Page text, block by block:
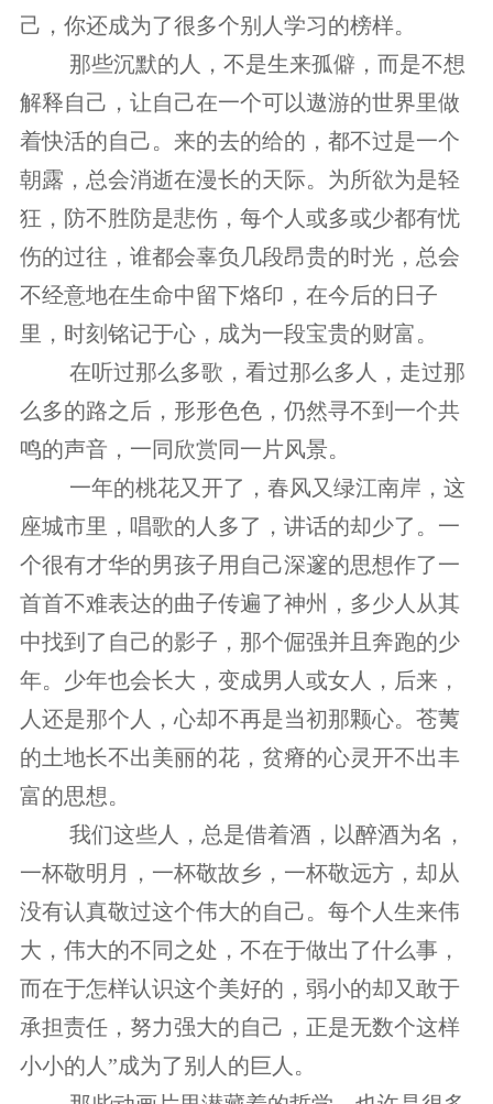
己，你还成为了很多个别人学习的榜样。
那些沉默的人，不是生来孤僻，而是不想
解释自己，让自己在一个可以遨游的世界里做
着快活的自己。来的去的给的，都不过是一个
朝露，总会消逝在漫长的天际。为所欲为是轻
狂，防不胜防是悲伤，每个人或多或少都有忧
伤的过往，谁都会辜负几段昂贵的时光，总会
不经意地在生命中留下烙印，在今后的日子
里，时刻铭记于心，成为一段宝贵的财富。
在听过那么多歌，看过那么多人，走过那
么多的路之后，形形色色，仍然寻不到一个共
鸣的声音，一同欣赏同一片风景。
一年的桃花又开了，春风又绿江南岸，这
座城市里，唱歌的人多了，讲话的却少了。一
个很有才华的男孩子用自己深邃的思想作了一
首首不难表达的曲子传遍了神州，多少人从其
中找到了自己的影子，那个倔强并且奔跑的少
年。少年也会长大，变成男人或女人，后来，
人还是那个人，心却不再是当初那颗心。苍荑
的土地长不出美丽的花，贫瘠的心灵开不出丰
富的思想。
我们这些人，总是借着酒，以醉酒为名，
一杯敬明月，一杯敬故乡，一杯敬远方，却从
没有认真敬过这个伟大的自己。每个人生来伟
大，伟大的不同之处，不在于做出了什么事，
而在于怎样认识这个美好的，弱小的却又敢于
承担责任，努力强大的自己，正是无数个这样
小小的人”成为了别人的巨人。